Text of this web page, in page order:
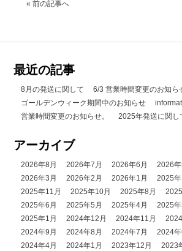
« 前の記事へ
最近の記事
8月の発送に関して
6/3 営業時間変更のお知ら
ゴールデンウィーク期間中のお知らせ
営業時間変更のお知らせ。
2025年発送に関し
アーカイブ
2026年8月 2026年7月 2026年6月 2026年
2026年3月
2026年2月 2026年1月
2025年
2025年11月
2025年10月 2025年8月
2025年6月
2025年5月 2025年4月 2025年
2025年1月
2024年12月 2024年11月
2024年9月
2024年8月 2024年7月 2024年
2024年4月
2024年1月 2023年12月
2023